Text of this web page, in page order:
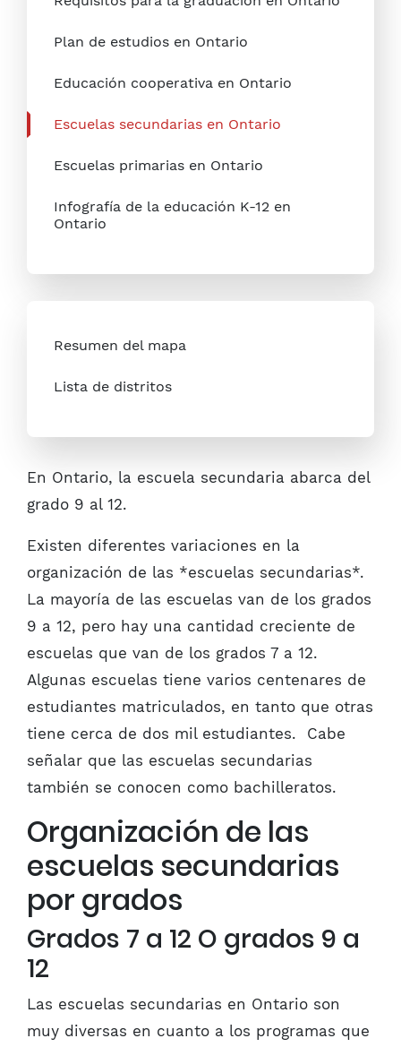
Plan de estudios en Ontario
Educación cooperativa en Ontario
Escuelas secundarias en Ontario
Escuelas primarias en Ontario
Infografía de la educación K-12 en
Ontario
Resumen del mapa
Lista de distritos
En Ontario, la escuela secundaria abarca del
grado 9 al 12.
Existen diferentes variaciones en la
organización de las *escuelas secundarias*.
La mayoría de las escuelas van de los grados
9 a 12, pero hay una cantidad creciente de
escuelas que van de los grados 7 a 12.
Algunas escuelas tiene varios centenares de
estudiantes matriculados, en tanto que otras
tiene cerca de dos mil estudiantes. Cabe
señalar que las escuelas secundarias
también se conocen como bachilleratos.
Organización de las
escuelas secundarias
por grados
Grados 7 a 12 O grados 9 a
12
Las escuelas secundarias en Ontario son
muy diversas en cuanto a los programas que